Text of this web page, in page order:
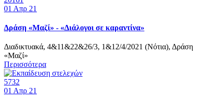
01 Απρ 21
Δράση «Μαζί» - «Διάλογοι σε καραντίνα»
Διαδικτυακά, 4&11&22&26/3, 1&12/4/2021 (Νότια), Δράση
«Μαζί»
Περισσότερα
5732
01 Απρ 21